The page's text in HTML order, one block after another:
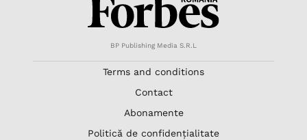
BP Publishing Media S.R.L
Terms and conditions
Contact
Abonamente
Politică de confidențialitate